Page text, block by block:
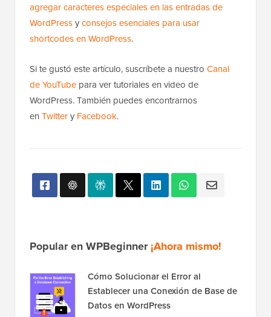
agregar caracteres especiales en las entradas de
WordPressyconsejos esenciales para usar
shortcodes en WordPress.
Si te gustó este artículo, suscríbete a nuestro Canal
de YouTube para ver tutoriales en video de
WordPress. También puedes encontrarnos
en Twittery Facebook.
Popular en WPBeginner¡Ahora mismo!
Cómo Solucionar el Error al
Establecer una Conexión de Base de
Datos en WordPress